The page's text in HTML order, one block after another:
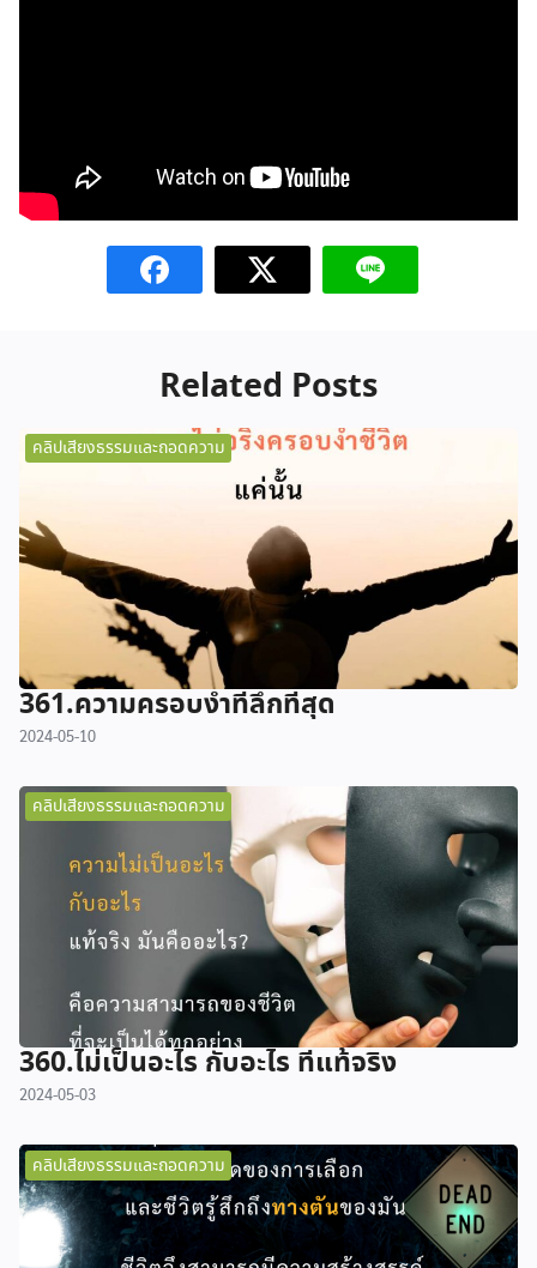
Related Posts
คลิปเสียงธรรมและถอดความ
361.ความครอบงำที่ลึกที่สุด
2024-05-10
คลิปเสียงธรรมและถอดความ
360.ไม่เป็นอะไร กับอะไร ที่แท้จริง
2024-05-03
คลิปเสียงธรรมและถอดความ